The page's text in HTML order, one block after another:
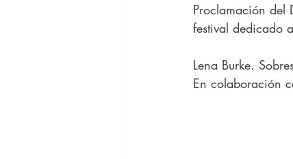
Proclamación del
festival dedicado
Lena Burke.
En colaboración